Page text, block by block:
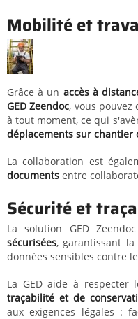
Mobilité et
Grâce à un accès à
GED Zeendoc, vous pouvez
à tout moment, ce qui
déplacements sur chantier
La collaboration est
documents entre
Sécurité et
La solution GED
sécurisées, garantissant
données sensibles contre
La GED aide à respecter
traçabilité et de
aux exigences légales :